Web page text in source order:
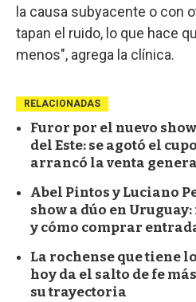
la causa subyacente o con
tapan el ruido, lo que hace
menos", agrega la clínica.
RELACIONADAS
Furor por el nuevo
del Este: se agotó el
arrancó la venta
Abel Pintos y Luciano
show a dúo en
y cómo comprar
La rochense que tiene
hoy da el salto de fe
su trayectoria